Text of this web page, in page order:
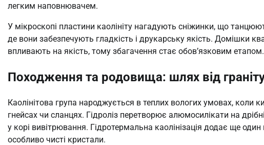
легким наповнювачем.
У мікроскопі пластини каолініту нагадують сніжинки, що
де вони забезпечують гладкість і друкарську якість. Домішки
впливають на якість, тому збагачення стає обов’язковим етапом.
Походження та родовища: шлях від
Каолінітова група народжується в теплих вологих умовах, коли
гнейсах чи сланцях. Гідроліз перетворює алюмосилікати на
у корі вивітрювання. Гідротермальна каолінізація додає ще
особливо чисті кристали.